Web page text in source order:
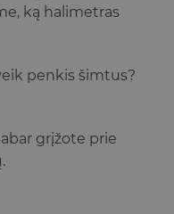
ką halimetras
penkis šimtus?
grįžote prie